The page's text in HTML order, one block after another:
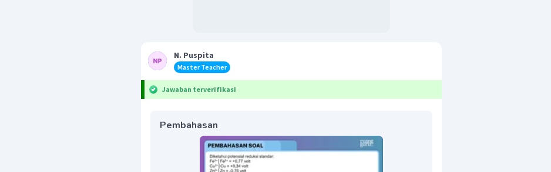
N. Puspita
Master Teacher
Jawaban terverifikasi
Pembahasan